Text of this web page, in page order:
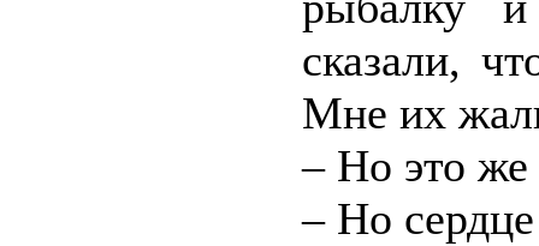
сказали,
Мне их
– Но это же
– Но